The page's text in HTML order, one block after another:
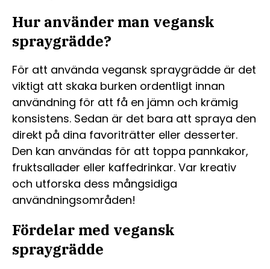
Hur använder man vegansk
spraygrädde?
För att använda vegansk spraygrädde är det
viktigt att skaka burken ordentligt innan
användning för att få en jämn och krämig
konsistens. Sedan är det bara att spraya den
direkt på dina favoriträtter eller desserter.
Den kan användas för att toppa pannkakor,
fruktsallader eller kaffedrinkar. Var kreativ
och utforska dess mångsidiga
användningsområden!
Fördelar med vegansk
spraygrädde